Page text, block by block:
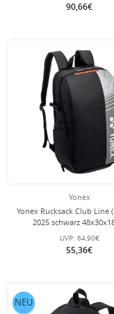
90,66€
Yonex
Yonex Rucksack Club Line
2025 schwarz
UVP: 64,90€
55,36€
NEU